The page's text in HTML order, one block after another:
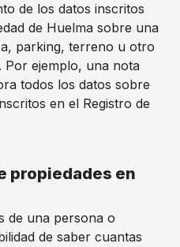
de los datos inscritos
de Huelma sobre una
parking, terreno u otro
Por ejemplo, una nota
todos los datos sobre
en el Registro de
propiedades en
de una persona o
de saber cuantas